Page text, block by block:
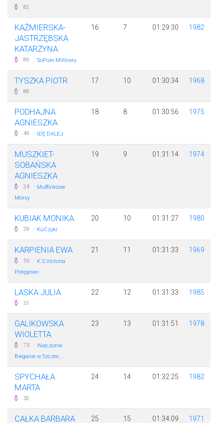
82
KAŹMIERSKA-
JASTRZĘBSKA
KATARZYNA
89 · SoPure.Millinery
16 7 01:29:30 1982
TYSZKA PIOTR
88
17 10 01:30:34 1968
PODHAJNA
AGNIESZKA
49 · IDĘ DALEJ
18 8 01:30:56 1975
MUSZKIET-
SOBAŃSKA
AGNIESZKA
24 · Muffinkowe
Morsy
19 9 01:31:14 1974
KUBIAK MONIKA
29 · KuCzyki
20 10 01:31:27 1980
KARPIENIA EWA
50 · K.S.Victoria
Potęgowo
21 11 01:31:33 1969
LASKA JULIA
51
22 12 01:31:33 1985
GALIKOWSKA
WIOLETTA
73 · Wieczorne
Bieganie w Szczec...
23 13 01:31:51 1978
SPYCHAŁA
MARTA
32
24 14 01:32:25 1982
CAŁKA BARBARA 25 15 01:34:09 1971